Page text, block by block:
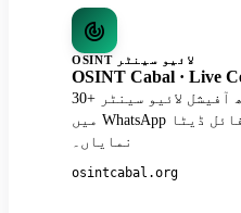
OSINT لائیو سینٹر
OSINT Cabal · Live
30+ کیوریٹڈ ٹولز کے ساتھ آفیشل لائیو سینٹر
میں WhatsApp پروفائل ڈیٹا API کے بطور
نمایاں۔
osintcabal.org